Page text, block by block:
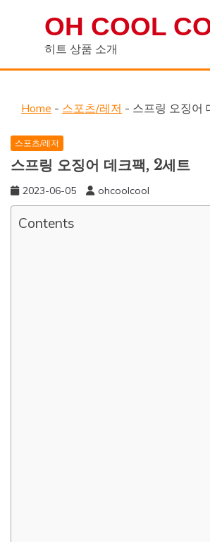
OH COOL
히트 상품 소개
Home - 스포츠/레저 - 스프링 오징어
스포츠/레저
스프링 오징어 데크팩, 2세트
2023-06-05 ohcoolcool
Contents